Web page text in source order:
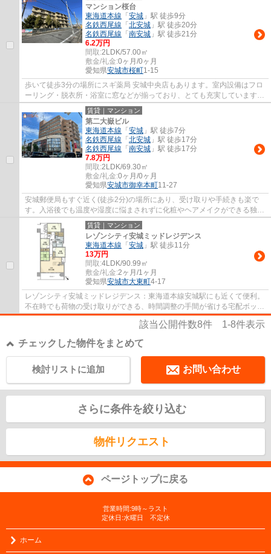
マンション桜台
東海道本線 「 安城 」駅 徒歩9分
名鉄西尾線 「 北安城 」駅 徒歩20分
名鉄西尾線 「 南安城 」駅 徒歩21分
6.2万円
間取:2LDK/57.00㎡
敷金/礼金:0ヶ月/0ヶ月
愛知県安城市桜町1-15
歩いて徒歩3分の場所にスギ薬局 安城中央店もあります。室内設備はフロ
ーリング・脱衣所・浴室に窓などが揃っており、とても充実しています。
駐車スペースももちろんご用意しておりま...
賃貸｜マンション
第二大嶽ビル
東海道本線 「 安城 」駅 徒歩7分
名鉄西尾線 「 北安城 」駅 徒歩17分
名鉄西尾線 「 南安城 」駅 徒歩17分
7.8万円
間取:2LDK/69.30㎡
敷金/礼金:0ヶ月/0ヶ月
愛知県安城市御幸本町11-27
安城郵便局もすぐ近く(徒歩2分)の場所にあり、受け取りや手続きも楽で
す。入浴後でも温度や湿度に悩まされずに化粧やヘアメイクができる独立
洗面台を採用しています。こちらの物件はマ...
賃貸｜マンション
レゾンシティ安城ミッドレジデンス
東海道本線 「 安城 」駅 徒歩11分
13万円
間取:4LDK/90.99㎡
敷金/礼金:2ヶ月/1ヶ月
愛知県安城市大東町4-17
レゾンシティ安城ミッドレジデンス：東海道本線安城駅にも近くて便利。
不在時でも荷物の受け取りができる、時間調整の手間が省ける宅配ボック
スが付いております。室内設備は洗面所独...
該当公開件数8件 1-8件表示
チェックした物件をまとめて
お問い合わせ
検討リストに追加
さらに条件を絞り込む
物件リクエスト
ページトップに戻る
営業時間:9時～ラスト
定休日:水曜日 不定休
ホーム